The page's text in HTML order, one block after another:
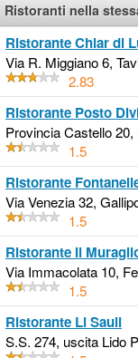
Ristoranti nella
Ristorante Chiar di
Via R. Miggiano 6,
2.83
Ristorante Posto
Provincia Castello
1.5
Ristorante
Via Venezia 32,
1.5
Ristorante Il
Via Immacolata 10,
1.5
Ristorante Li Sauli
S.S. 274, uscita Lido